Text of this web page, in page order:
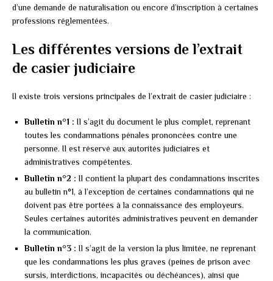
d’une demande de naturalisation ou encore d’inscription à certaines
professions réglementées.
Les différentes versions de l’extrait
de casier judiciaire
Il existe trois versions principales de l’extrait de casier judiciaire :
Bulletin n°1 : Il s’agit du document le plus complet, reprenant
toutes les condamnations pénales prononcées contre une
personne. Il est réservé aux autorités judiciaires et
administratives compétentes.
Bulletin n°2 : Il contient la plupart des condamnations inscrites
au bulletin n°1, à l’exception de certaines condamnations qui ne
doivent pas être portées à la connaissance des employeurs.
Seules certaines autorités administratives peuvent en demander
la communication.
Bulletin n°3 : Il s’agit de la version la plus limitée, ne reprenant
que les condamnations les plus graves (peines de prison avec
sursis, interdictions, incapacités ou déchéances), ainsi que